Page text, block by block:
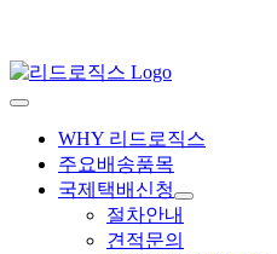
content
Toggle
NavigationWHY 리드로직스
주요배송품목
국제택배신청
절차안내
견적문의